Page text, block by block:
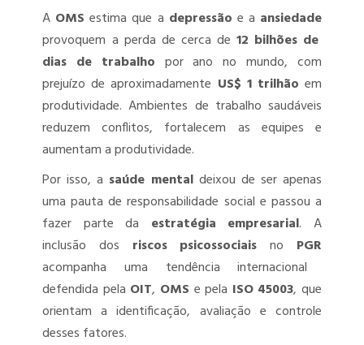
A OMS estima que a depressão e a ansiedade
provoquem a perda de cerca de12 bilhões de
dias de trabalho por ano no mundo, com
prejuízo de aproximadamente US$ 1 trilhão em
produtividade. Ambientes de trabalho saudáveis
reduzem conflitos, fortalecem as equipes e
aumentam a produtividade.
Por isso, a saúde mentaldeixou de ser apenas
uma pauta de responsabilidade social e passou a
fazer parte da estratégia empresarial. A
inclusão dos riscos psicossociais no PGR
acompanha uma tendência internacional
defendida pela OIT, OMS e pela ISO 45003, que
orientam a identificação, avaliação e controle
desses fatores.